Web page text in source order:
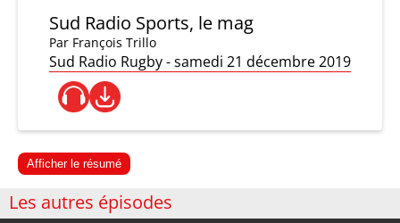
Sud Radio Sports, le mag
Par François Trillo
Sud Radio Rugby - samedi 21 décembre 2019
Afficher le résumé
Les autres épisodes